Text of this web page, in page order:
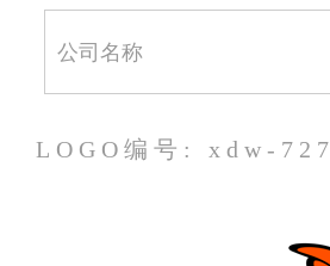
LOGO编号: xdw-727